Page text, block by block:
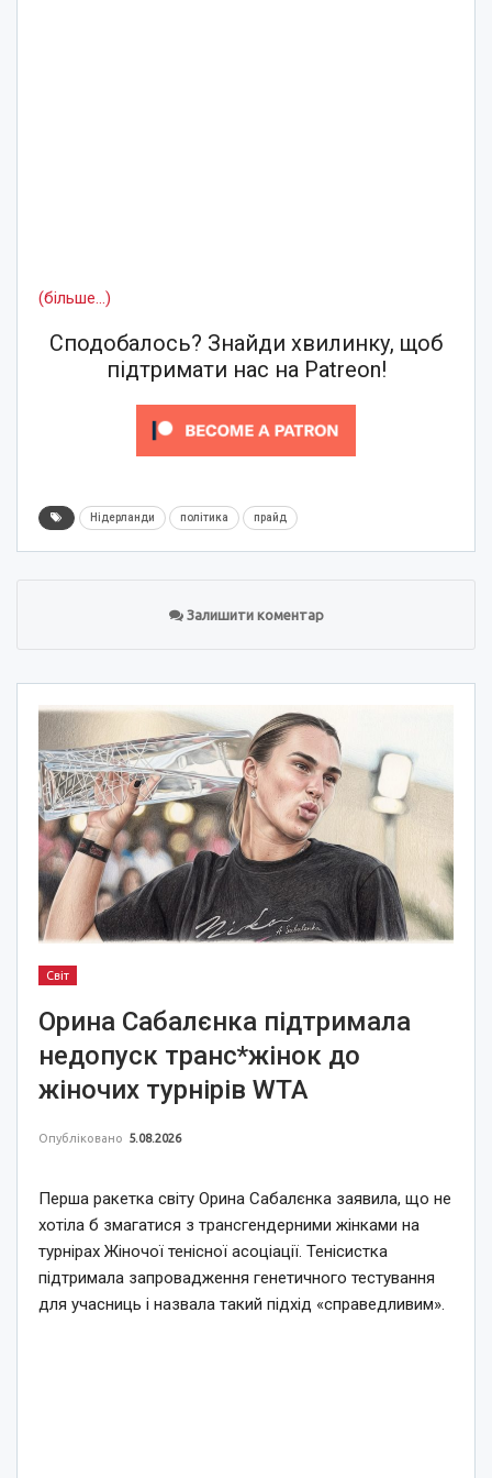
(більше…)
Сподобалось? Знайди хвилинку, щоб
підтримати нас на Patreon!
Нідерланди політика прайд
Залишити коментар
Світ
Орина Сабалєнка підтримала
недопуск транс*жінок до
жіночих турнірів WTA
Опубліковано 5.08.2026
Перша ракетка світу Орина Сабалєнка заявила, що не
хотіла б змагатися з трансгендерними жінками на
турнірах Жіночої тенісної асоціації. Тенісистка
підтримала запровадження генетичного тестування
для учасниць і назвала такий підхід «справедливим».